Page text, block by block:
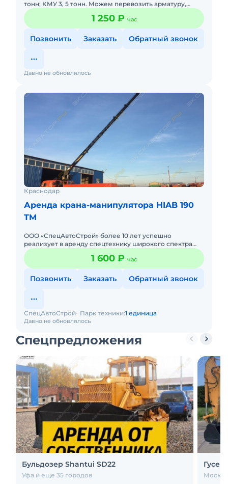
тонн; КМУ 3, 5 тонн. Можем перевозить арматуру,
негабаритный груз. Наличный, безналичный
расчет.Своя техника, б1 250 ₽ час
Позвонить Заказать Обратный звонок
Давно не обновлялось
Краснодар
Аренда крана-манипулятора HIAB 190
TM
ООО «СпецАвтоСтрой» более 10 лет успешно
реализует в аренду спецтехнику широкого спектра
действия. Мы имеем большой автопарк спецтехники
импортного и отечествен1 600 ₽ час
Позвонить Заказать Обратный звонок
Давно не обновлялось
СпецАвтоСтрой Парк техники:1 единица
Спецпредложения
Бульдозер Shantui SD22
Уфа и еще 35 городов Москва